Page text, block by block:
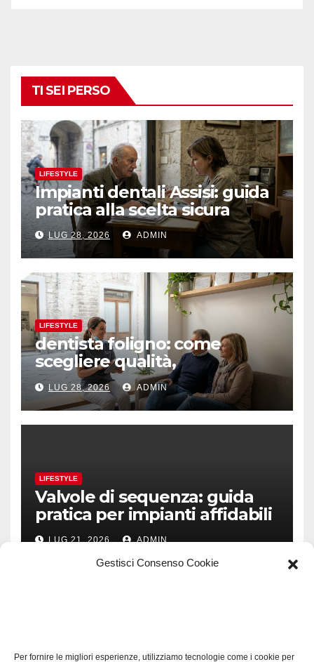
Gestisci Consenso Cookie
Per fornire le migliori esperienze, utilizziamo tecnologie come i cookie per
TI SEI PERSO
LIFESTYLE
Impianti dentali Assisi: guida
pratica alla scelta sicura
LUG 28, 2026 ADMIN
LIFESTYLE
dentista foligno: come
scegliere qualità,
prevenzione e fiducia
LUG 28, 2026 ADMIN
LIFESTYLE
Valvole di sequenza: guida
pratica per impianti affidabili
LUG 21, 2026 ADMIN